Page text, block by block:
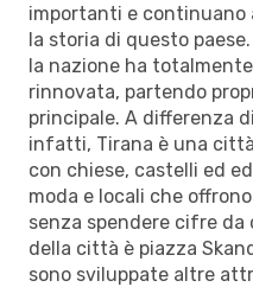
importanti e continuano
la storia di questo
la nazione ha
rinnovata, partendo
principale. A differenza
infatti, Tirana è una
con chiese, castelli ed
moda e locali che
senza spendere cifre da
della città è piazza
sono sviluppate altre